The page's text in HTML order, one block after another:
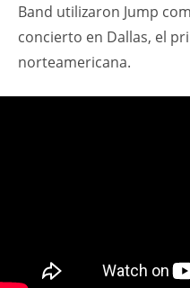
Band utilizaron Jump
concierto en Dallas, el
norteamericana.